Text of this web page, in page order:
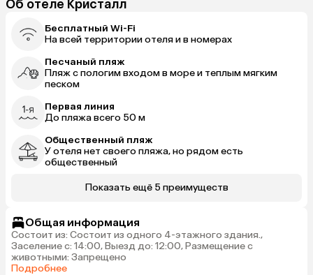
Об отеле Кристалл
Бесплатный Wi-Fi
На всей территории отеля и в номерах
Песчаный пляж
Пляж с пологим входом в море и теплым мягким
песком
Первая линия
До пляжа всего 50 м
Общественный пляж
У отеля нет своего пляжа, но рядом есть
общественный
Показать ещё 5 преимуществ
Общая информация
Состоит из: Состоит из одного 4-этажного здания.,
Заселение с: 14:00, Выезд до: 12:00, Размещение с
животными: Запрещено
Подробнее